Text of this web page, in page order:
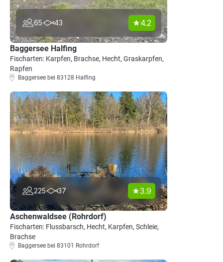
65 43 4.2
Baggersee Halfing
Fischarten: Karpfen, Brachse, Hecht, Graskarpfen,
Rapfen
Baggersee bei 83128 Halfing
225 37 3.9
Aschenwaldsee (Rohrdorf)
Fischarten: Flussbarsch, Hecht, Karpfen, Schleie,
Brachse
Baggersee bei 83101 Rohrdorf